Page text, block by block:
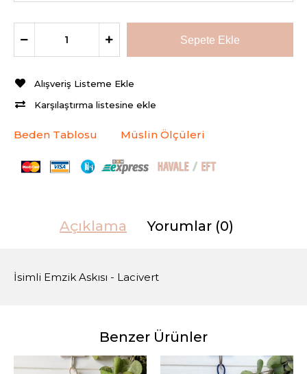
Alışveriş Listeme Ekle
Karşılaştırma listesine ekle
Beden Tablosu Müslin Ölçüleri
Açıklama Yorumlar (0)
İsimli Emzik Askısı - Lacivert
Benzer Ürünler